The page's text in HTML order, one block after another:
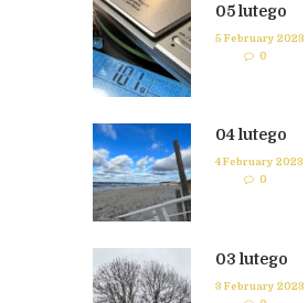
05 lutego
5 February 2023
0
04 lutego
4 February 2023
0
03 lutego
3 February 2023